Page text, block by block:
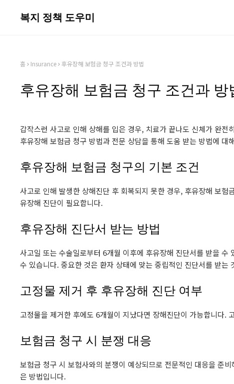
복지 정책 도우미
홈 Insurance 후유장해 보험금 청구 조건과 방법
후유장해 보험금 청구 조건과 방
갑작스런 사고로 인해 상해를 입은 경우, 치료가 끝나도 신체가 완
후유장해 보험금 청구 방법과 전문 상담을 통해 도움 받는 방법에 대
후유장해 보험금 청구의 기본 조건
사고로 인해 발생한 상해진단 후 회복되지 못한 경우, 후유장해 보
유장해 진단이 필요합니다.
후유장해 진단서 받는 방법
사고일 또는 수술일로부터 6개월 이후에 후유장해 진단서를 받을
수 있습니다. 중요한 것은 환자 상태에 맞는 중립적인 진단서를 받는
고정물 제거 후 후유장해 진단 여부
고정물을 제거한 후에도 6개월이 지났다면 장해진단이 가능합니다.
보험금 청구 시 분쟁 대응
보험금 청구 시 보험사와의 분쟁이 예상되므로 전문적인 대응을 준
은 방법입니다.